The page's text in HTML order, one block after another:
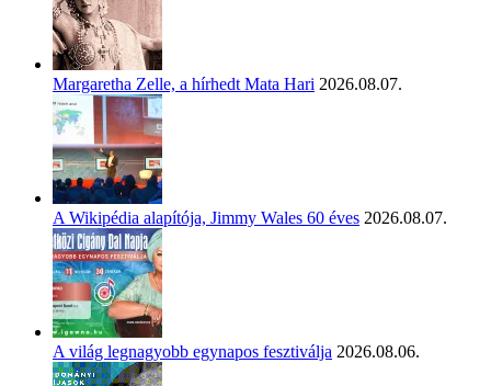
Margaretha Zelle, a hírhedt Mata Hari 2026.08.07.
A Wikipédia alapítója, Jimmy Wales 60 éves 2026.08.07.
A világ legnagyobb egynapos fesztiválja 2026.08.06.